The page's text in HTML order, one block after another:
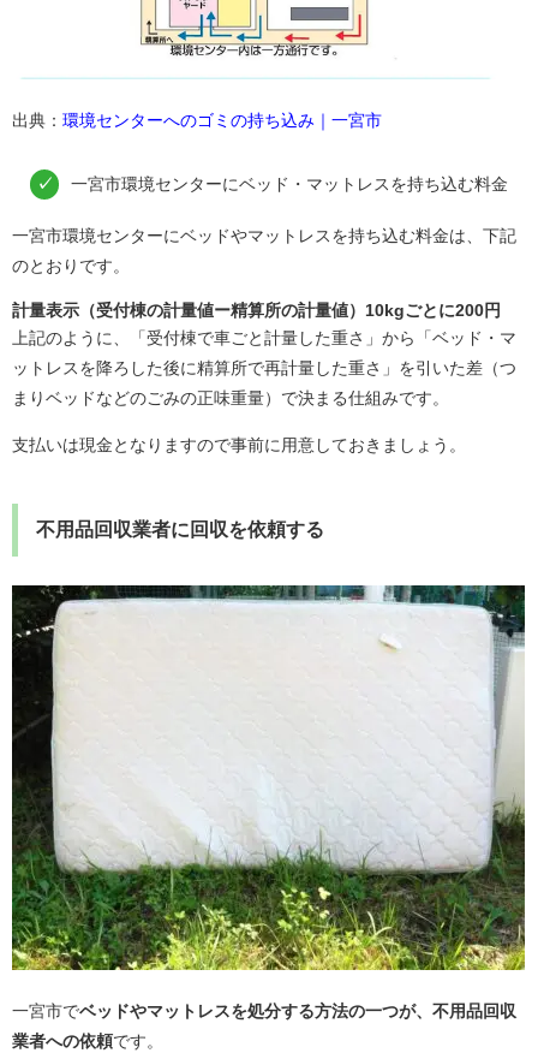
出典： 環境センターへのゴミの持ち込み｜一宮市
一宮市環境センターにベッド・マットレスを持ち込む料金
一宮市環境センターにベッドやマットレスを持ち込む料金は、下記
のとおりです。
計量表示（受付棟の計量値ー精算所の計量値）10kgごとに200円
上記のように、「受付棟で車ごと計量した重さ」から「ベッド・マ
ットレスを降ろした後に精算所で再計量した重さ」を引いた差（つ
まりベッドなどのごみの正味重量）で決まる仕組みです。
支払いは現金となりますので事前に用意しておきましょう。
不用品回収業者に回収を依頼する
一宮市でベッドやマットレスを処分する方法の一つが、不用品回収
業者への依頼です。